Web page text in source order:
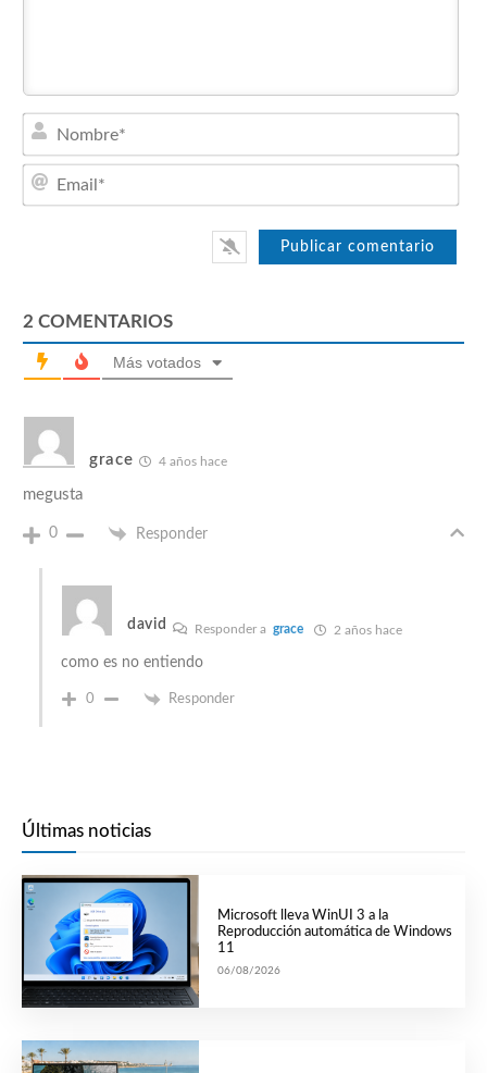
2 COMENTARIOS
Más votados
grace 4 años hace
megusta
0 Responder
david Responder a grace 2 años hace
como es no entiendo
0 Responder
Últimas noticias
Microsoft lleva WinUI 3 a la
Reproducción automática de Windows
11
06/08/2026